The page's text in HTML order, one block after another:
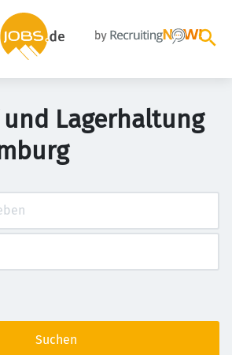
Lagerhaltung
Suchen